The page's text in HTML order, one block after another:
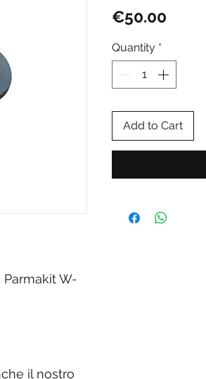
W-
il nostro
€50.00
Quantity *
Add to Cart